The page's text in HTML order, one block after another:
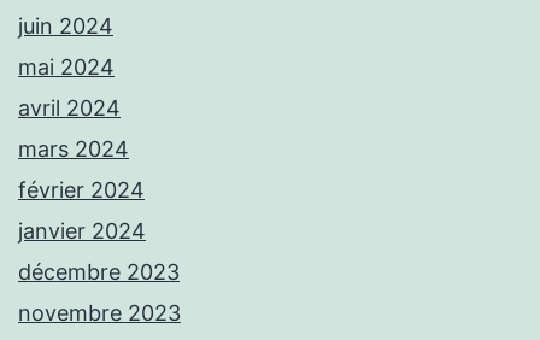
juin 2024
mai 2024
avril 2024
mars 2024
février 2024
janvier 2024
décembre 2023
novembre 2023